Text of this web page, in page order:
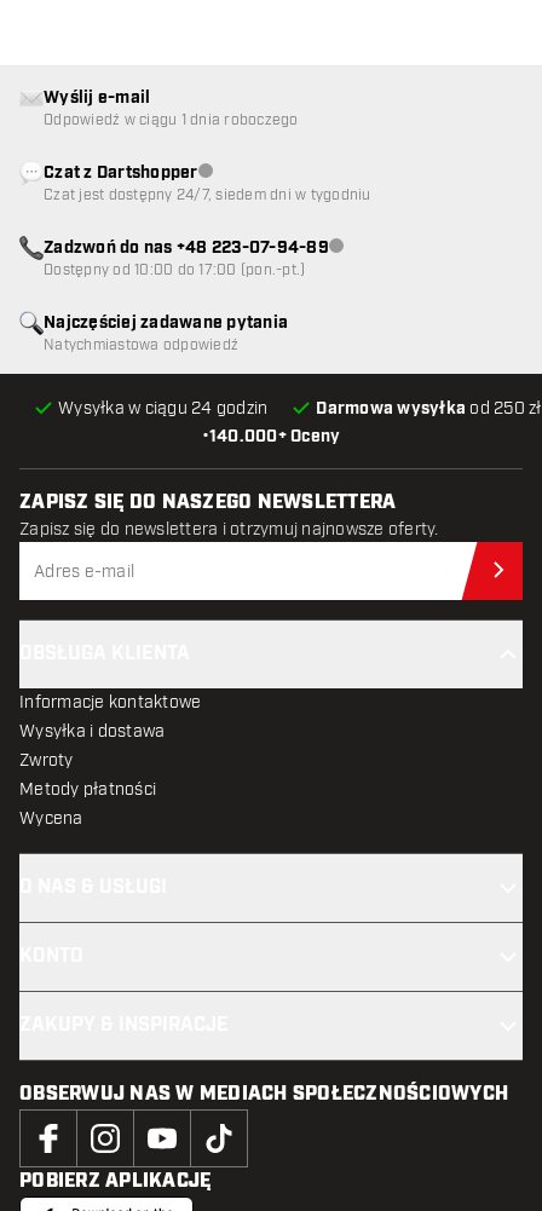
•140.000+ Oceny
Wysyłka w ciągu 24 godzin Darmowa wysyłka od 250
Najczęściej zadawane pytania
Natychmiastowa odpowiedź
Wyślij e-mail
Odpowiedź w ciągu 1 dnia roboczego
Czat z DartshopperObsługa klienta niedostępna
Czat jest dostępny 24/7, siedem dni w tygodniu
Zadzwoń do nas +48 223-07-94-89Obsługa klienta niedostępna
Dostępny od 10:00 do 17:00 (pon.-pt.)
ZAPISZ SIĘ DO NASZEGO NEWSLETTERA
Zapisz się do newslettera i otrzymuj najnowsze oferty.
Informacje kontaktowe
Wysyłka i dostawa
Zwroty
Metody płatności
Wycena
OBSERWUJ NAS W MEDIACH SPOŁECZNOŚCIOWYCH
POBIERZ APLIKACJĘ